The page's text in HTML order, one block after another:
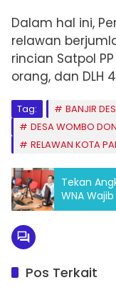
Dalam hal ini,
relawan
rincian Satpol
orang, dan DLH
Tag: BANJIR
DESA WOMBO
RELAWAN KOTA
Tekan
WNA
Pos Terkait